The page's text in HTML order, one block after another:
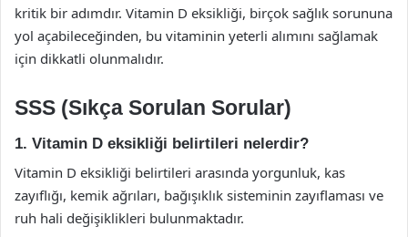
kritik bir adımdır. Vitamin D eksikliği, birçok sağlık sorununa
yol açabileceğinden, bu vitaminin yeterli alımını sağlamak
için dikkatli olunmalıdır.
SSS (Sıkça Sorulan Sorular)
1. Vitamin D eksikliği belirtileri nelerdir?
Vitamin D eksikliği belirtileri arasında yorgunluk, kas
zayıflığı, kemik ağrıları, bağışıklık sisteminin zayıflaması ve
ruh hali değişiklikleri bulunmaktadır.